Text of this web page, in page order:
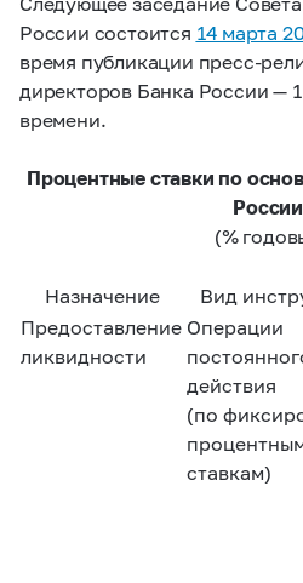
России состоится 14 марта
время публикации пресс-
директоров Банка России —
времени.
Процентные ставки по
России
(%
Назначение Вид
Предоставление
ликвидности
Операции
действия
(по
ставкам)